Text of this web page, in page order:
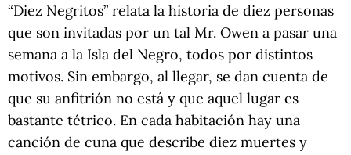
“Diez Negritos” relata la historia de diez personas
que son invitadas por un tal Mr. Owen a pasar una
semana a la Isla del Negro, todos por distintos
motivos. Sin embargo, al llegar, se dan cuenta de
que su anfitrión no está y que aquel lugar es
bastante tétrico. En cada habitación hay una
canción de cuna que describe diez muertes y